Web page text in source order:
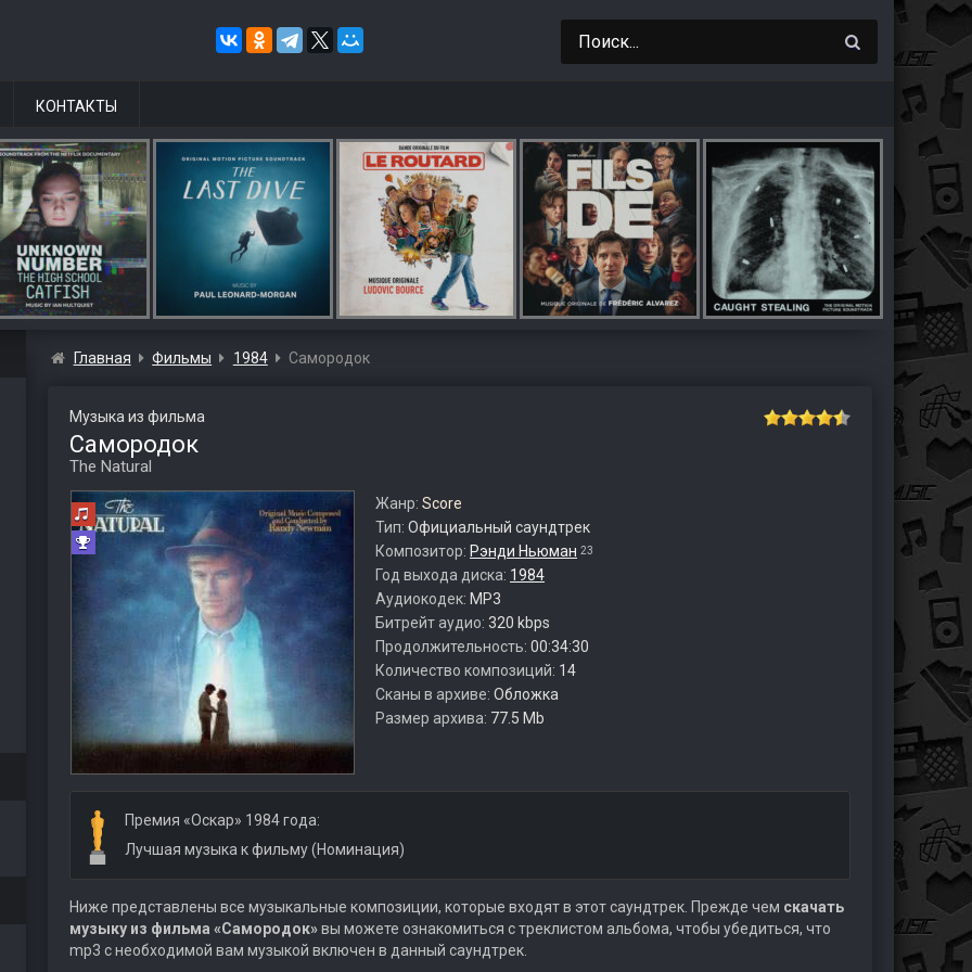
КОНТАКТЫ
Главная Фильмы 1984 Самородок
Музыка из фильма
Самородок
The Natural
Жанр: Score
Тип: Официальный саундтрек
Композитор: Рэнди Ньюман 23
Год выхода диска: 1984
Аудиокодек: MP3
Битрейт аудио: 320 kbps
Продолжительность: 00:34:30
Количество композиций: 14
Сканы в архиве: Обложка
Размер архива: 77.5 Mb
Премия «Оскар» 1984 года:
Лучшая музыка к фильму (Номинация)
Ниже представлены все музыкальные композиции, которые входят в этот саундтрек. Прежде чем скачать
музыку из фильма «Самородок»вы можете ознакомиться с треклистом альбома, чтобы убедиться, что
mp3 с необходимой вам музыкой включен в данный саундтрек.